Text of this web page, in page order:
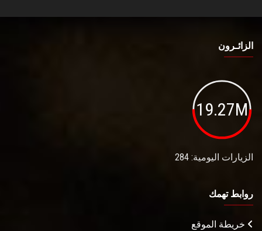
الزائـرون
19.27M
الزيارات اليومية: 284
روابط تهمك
خريطة الموقع